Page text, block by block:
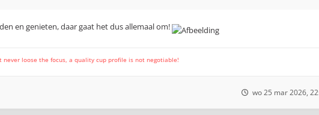
en genieten, daar gaat het dus allemaal om!
never loose the focus, a quality cup profile is not negotiable!
wo 25 mar 2026,